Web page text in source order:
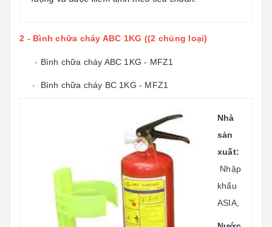
2 - Bình chữa cháy ABC 1KG ((2 chủng loại)
- Bình chữa cháy ABC 1KG - MFZ1
- Bình chữa cháy BC 1KG - MFZ1
Nhà
sản
xuất:
Nhập
khẩu
ASIA,